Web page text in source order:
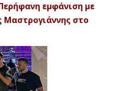
εμφάνιση με
Μαστρογιάννης στο